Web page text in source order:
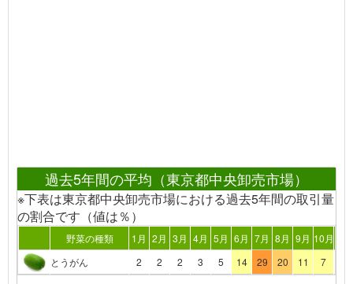
過去5年間の平均（東京都中央卸売市場）
※下表は東京都中央卸売市場における過去5年間の取引量
の割合です（値は％）
野菜の種類 1月 2月 3月 4月 5月 6月 7月 8月 9月 10月
とうがん
2 2 2 3 5 14 29 20 11 7